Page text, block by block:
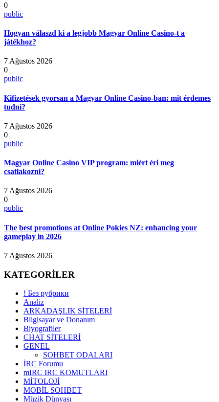
0
public
Hogyan válaszd ki a legjobb Magyar Online Casino-t a
játékhoz?
7 Ağustos 2026
0
public
Kifizetések gyorsan a Magyar Online Casino-ban: mit érdemes
tudni?
7 Ağustos 2026
0
public
Magyar Online Casino VIP program: miért éri meg
csatlakozni?
7 Ağustos 2026
0
public
The best promotions at Online Pokies NZ: enhancing your
gameplay in 2026
7 Ağustos 2026
KATEGORİLER
! Без рубрики
Analiz
ARKADAŞLIK SİTELERİ
Bilgisayar ve Donanım
Biyografiler
CHAT SİTELERİ
GENEL
SOHBET ODALARI
İRC Forumu
mIRC IRC KOMUTLARI
MİTOLOJİ
MOBİL SOHBET
Müzik Dünyası